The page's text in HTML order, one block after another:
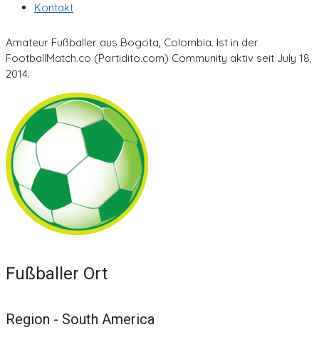
Kontakt
Amateur Fußballer aus Bogota, Colombia. Ist in der
FootballMatch.co (Partidito.com) Community aktiv seit July 18,
2014.
Fußballer Ort
Region - South America